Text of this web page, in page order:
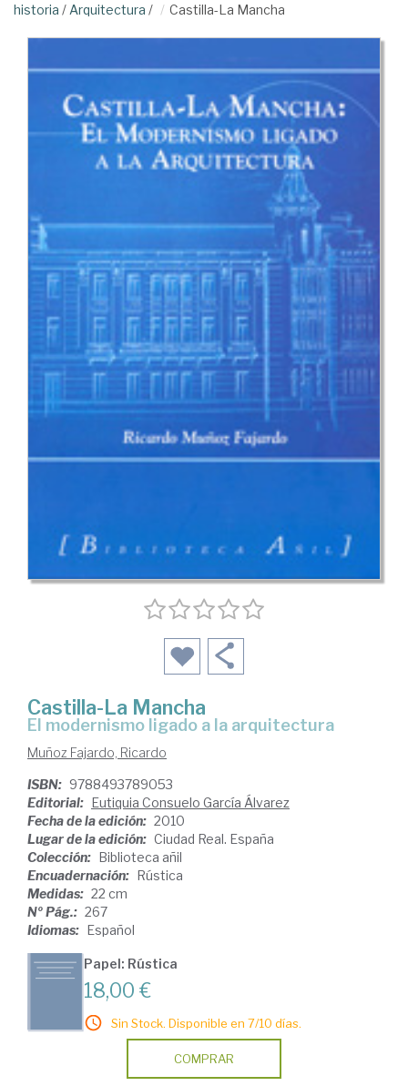
historia / Arquitectura / Castilla-La Mancha
Castilla-La Mancha
el modernismo ligado a la arquitectura
Muñoz Fajardo, Ricardo
ISBN: 9788493789053
Editorial: Eutiquia Consuelo García Álvarez
Fecha de la edición: 2010
Lugar de la edición: Ciudad Real. España
Colección: Biblioteca añil
Encuadernación: Rústica
Medidas: 22 cm
Nº Pág.: 267
Idiomas: Español
Papel: Rústica
18,00 €
Sin Stock. Disponible en 7/10 días.
COMPRAR